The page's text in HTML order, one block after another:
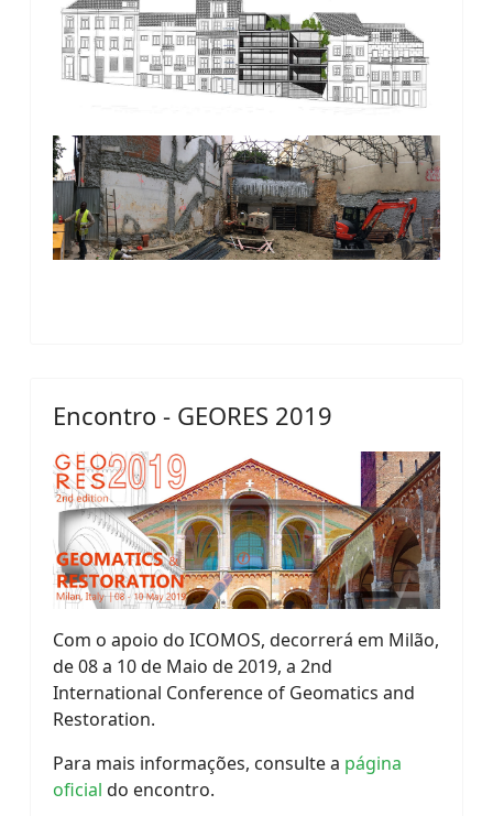
Encontro - GEORES 2019
Com o apoio do ICOMOS, decorrerá em Milão,
de 08 a 10 de Maio de 2019, a 2nd
International Conference of Geomatics and
Restoration.
Para mais informações, consulte a página
oficial do encontro.